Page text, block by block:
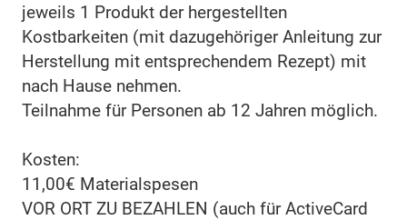
jeweils 1 Produkt der hergestellten
Kostbarkeiten (mit dazugehöriger Anleitung zur
Herstellung mit entsprechendem Rezept) mit
nach Hause nehmen.
Teilnahme für Personen ab 12 Jahren möglich.
Kosten:
11,00€ Materialspesen
VOR ORT ZU BEZAHLEN (auch für ActiveCard